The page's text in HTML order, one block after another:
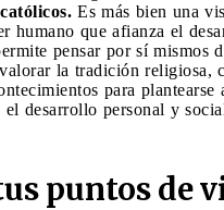
Es más bien una
humano que afianza el
pensar por sí mismos
la tradición religiosa,
para plantearse
el desarrollo personal y
puntos de